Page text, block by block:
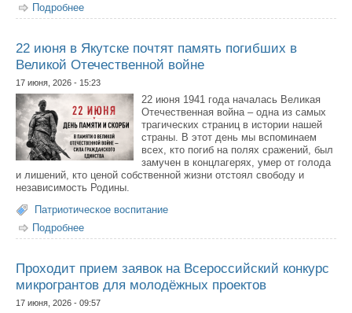
Подробнее
дошкольного образования
22 июня в Якутске почтят память погибших в
Великой Отечественной войне
17 июня, 2026 - 15:23
22 июня 1941 года началась Великая
Отечественная война – одна из самых
трагических страниц в истории нашей
страны. В этот день мы вспоминаем
всех, кто погиб на полях сражений, был
замучен в концлагерях, умер от голода
и лишений, кто ценой собственной жизни отстоял свободу и
независимость Родины.
Патриотическое воспитание
Подробнее
Отечественной войне
Проходит прием заявок на Всероссийский конкурс
микрогрантов для молодёжных проектов
17 июня, 2026 - 09:57